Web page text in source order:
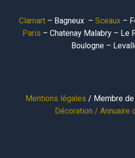
Clamart– Bagneux – Sceaux–
Paris – Chatenay Malabry – Le
Boulogne –
Mentions légales / Membre de
Décoration / Annuaire